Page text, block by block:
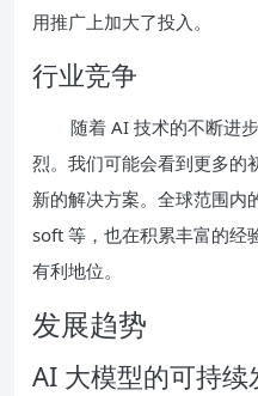
用推广上加大了投入。
行业竞争
随着 AI 技术的不断进
烈。我们可能会看到更多的
新的解决方案。全球范围
soft 等，也在积累丰富的经
有利地位。
发展趋势
AI 大模型的可持续